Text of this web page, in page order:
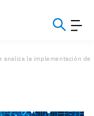
analiza la implementación de